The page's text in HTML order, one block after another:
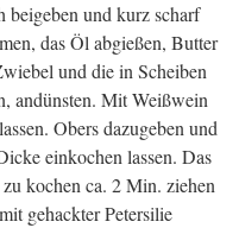
beigeben und kurz scharf
das Öl abgießen, Butter
und die in Scheiben
andünsten. Mit Weißwein
Obers dazugeben und
einkochen lassen. Das
kochen ca. 2 Min. ziehen
gehackter Petersilie